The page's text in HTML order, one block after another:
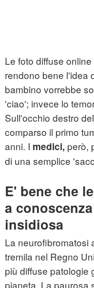
Le foto diffuse
rendono bene l'idea
bambino vorrebbe
'ciao'; invece lo
Sull'occhio destro
comparso il primo
anni. I medici, però,
di una semplice
E' bene che
a
insidiosa
La neurofibromatosi
tremila nel Regno
più diffuse patologie
pianeta. La paurosa